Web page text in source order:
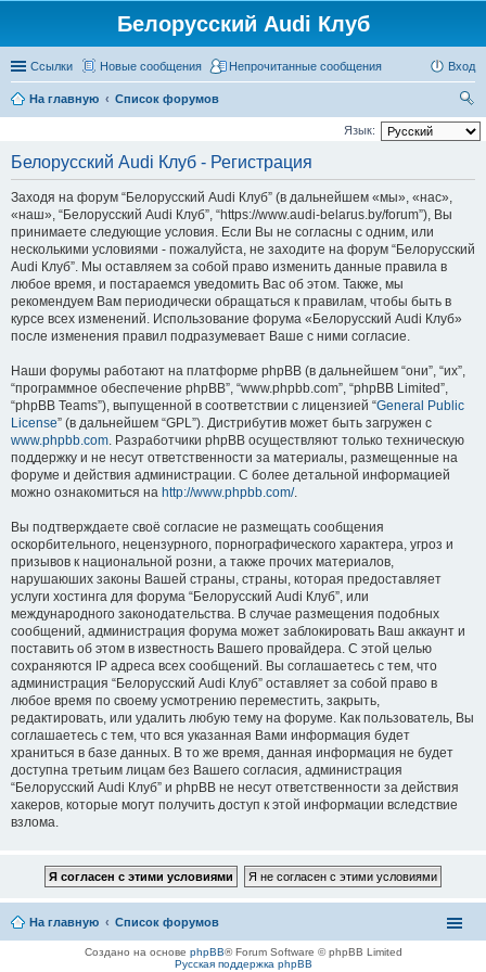
Белорусский Audi Клуб
Ссылки Новые сообщения Непрочитанные сообщения Вход
На главную
Список форумов
ои
Язык:
Белорусский Audi Клуб - Регистрация
Заходя на форум “Белорусский Audi Клуб” (в дальнейшем «мы», «нас»,
«наш», “Белорусский Audi Клуб”, “https://www.audi-belarus.by/forum”), Вы
принимаете следующие условия. Если Вы не согласны с одним, или
несколькими условиями - пожалуйста, не заходите на форум “Белорусский
Audi Клуб”. Мы оставляем за собой право изменить данные правила в
любое время, и постараемся уведомить Вас об этом. Также, мы
рекомендуем Вам периодически обращаться к правилам, чтобы быть в
курсе всех изменений. Использование форума «Белорусский Audi Клуб»
после изменения правил подразумевает Ваше с ними согласие.
Наши форумы работают на платформе phpBB (в дальнейшем “они”, “их”,
“программное обеспечение phpBB”, “www.phpbb.com”, “phpBB Limited”,
“phpBB Teams”), выпущенной в соответствии с лицензией “General Public
License” (в дальнейшем “GPL”). Дистрибутив может быть загружен с
www.phpbb.com. Разработчики phpBB осуществляют только техническую
поддержку и не несут ответственности за материалы, размещенные на
форуме и действия администрации. С более детальной информацией
можно ознакомиться на http://www.phpbb.com/.
Вы подтверждаете своё согласие не размещать сообщения
оскорбительного, нецензурного, порнографического характера, угроз и
призывов к национальной розни, а также прочих материалов,
нарушаюших законы Вашей страны, страны, которая предоставляет
услуги хостинга для форума “Белорусский Audi Клуб”, или
международного законодательства. В случае размещения подобных
сообщений, администрация форума может заблокировать Ваш аккаунт и
поставить об этом в известность Вашего провайдера. С этой целью
сохраняются IP адреса всех сообщений. Вы соглашаетесь с тем, что
администрация “Белорусский Audi Клуб” оставляет за собой право в
любое время по своему усмотрению переместить, закрыть,
редактировать, или удалить любую тему на форуме. Как пользователь, Вы
соглашаетесь с тем, что вся указанная Вами информация будет
храниться в базе данных. В то же время, данная информация не будет
доступна третьим лицам без Вашего согласия, администрация
“Белорусский Audi Клуб” и phpBB не несут ответственности за действия
хакеров, которые могут получить доступ к этой информации вследствие
взлома.
На главную Список форумов
Создано на основе phpBB® Forum Software © phpBB Limited
Русская поддержка phpBB